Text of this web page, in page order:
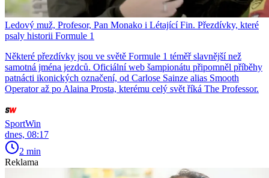
Ledový muž, Profesor, Pan Monako i Létající Fin. Přezdívky, které
psaly historii Formule 1
Některé přezdívky jsou ve světě Formule 1 téměř slavnější než
samotná jména jezdců. Oficiální web šampionátu připomněl příběhy
patnácti ikonických označení, od Carlose Sainze alias Smooth
Operator až po Alaina Prosta, kterému celý svět říká The Professor.
SportWin
dnes, 08:17
2 min
Reklama